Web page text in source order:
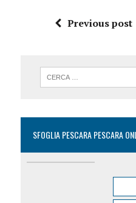
Previous post
SFOGLIA PESCARA PESCARA